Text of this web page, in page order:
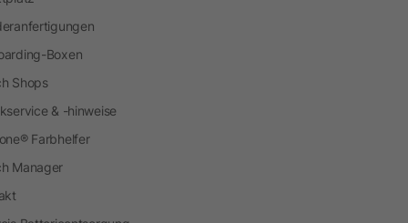
Boxen
Shops
& -hinweise
Farbhelfer
Manager